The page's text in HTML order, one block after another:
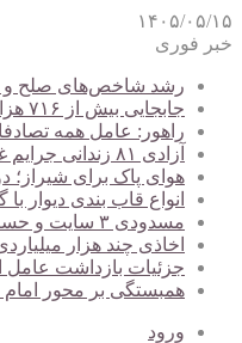
۱۴۰۵/۰۵/۱۵
خبر فوری
رشد شاخص‌های صلح و
جابجایی بیش از ۷۱۶ هزار مسافر با متروی تهران در مراسم جاماندگان اربعین
راهور: عامل همه
آزادی ۸۱ زندانی جرایم غیرعمد در تهران همزمان با اربعین
هوای پاک برای شیراز؛
انواع قاب بندی
مسدودی ۳ سایت و حساب آژانس‌های متخلف فروش بلیت اربعین
اخاذی چند هزار
جزئیات بازداشت
همبستگی بر محور
ورود